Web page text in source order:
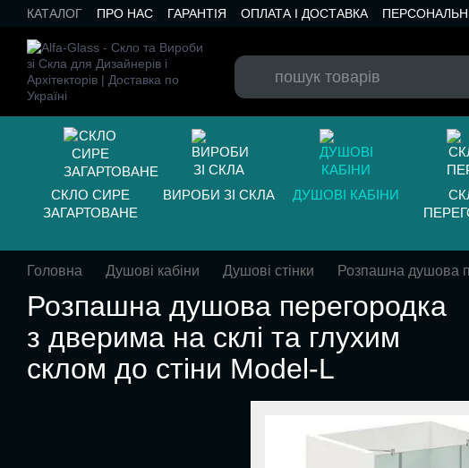
Перейти до основного контенту
КАТАЛОГ ПРО НАС ГАРАНТІЯ ОПЛАТА І ДОСТАВКА
СКЛО СИРЕ
ЗАГАРТОВАНЕ
ВИРОБИ ЗІ СКЛА ДУШОВІ КАБІНИ
Головна Душові кабіни Душові стінки Розпашна душова
Розпашна душова перегородка
з дверима на склі та глухим
склом до стіни Model-L